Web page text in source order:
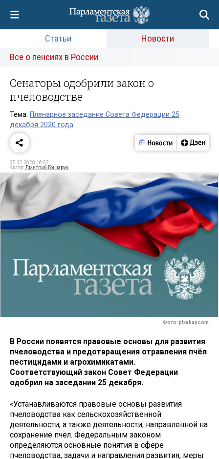
Статьи
Новости
Все о пенсиях в России
Сенаторы одобрили закон о
пчеловодстве
Тема: Пленарное заседание Совета Федерации 25
декабря 2020 года
25.12.2020 16:02
Автор: Дмитрий Гончарук
Фото: pixabay.com
В России появятся правовые основы для развития
пчеловодства и предотвращения отравления пчёл
пестицидами и агрохимикатами.
Соответствующий закон Совет Федерации
одобрил на заседании 25 декабря.
«Устанавливаются правовые основы развития
пчеловодства как сельскохозяйственной
деятельности, а также деятельности, направленной на
сохранение пчёл. Федеральным законом
определяются основные понятия в сфере
пчеловодства, задачи и направления развития, меры